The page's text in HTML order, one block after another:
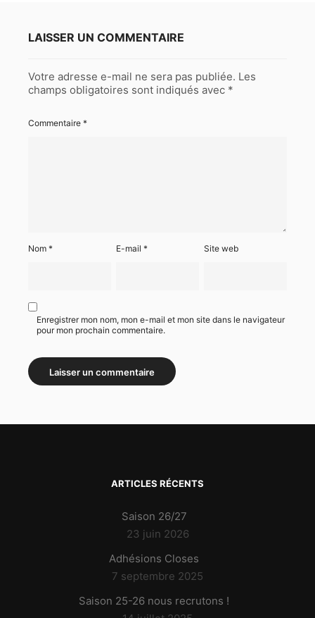
LAISSER UN COMMENTAIRE
Votre adresse e-mail ne sera pas publiée. Les
champs obligatoires sont indiqués avec *
Commentaire *
Nom * E-mail* Site web
Enregistrer mon nom, mon e-mail et mon site dans le navigateur
pour mon prochain commentaire.
ARTICLES RÉCENTS
Saison 26/27
23 juin 2026
Adhésions Closes
7 septembre 2025
Saison 25-26 nous recrutons !